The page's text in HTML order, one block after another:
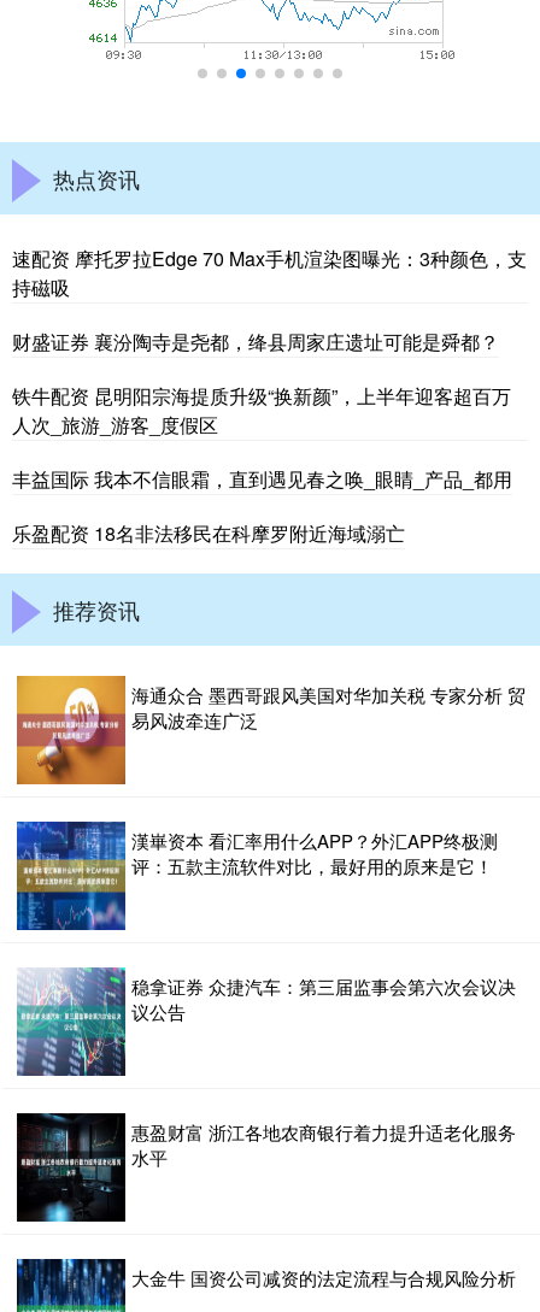
热点资讯
速配资 摩托罗拉Edge 70 Max手机渲染图曝光：3种颜色，支
持磁吸
财盛证券 襄汾陶寺是尧都，绛县周家庄遗址可能是舜都？
铁牛配资 昆明阳宗海提质升级“换新颜”，上半年迎客超百万
人次_旅游_游客_度假区
丰益国际 我本不信眼霜，直到遇见春之唤_眼睛_产品_都用
乐盈配资 18名非法移民在科摩罗附近海域溺亡
推荐资讯
海通众合 墨西哥跟风美国对华加关税 专家分析 贸
易风波牵连广泛
漢崋资本 看汇率用什么APP？外汇APP终极测
评：五款主流软件对比，最好用的原来是它！
稳拿证券 众捷汽车：第三届监事会第六次会议决
议公告
惠盈财富 浙江各地农商银行着力提升适老化服务
水平
大金牛 国资公司减资的法定流程与合规风险分析